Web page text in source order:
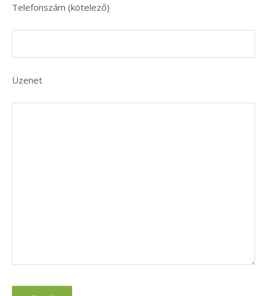
Telefonszám (kötelező)
Üzenet